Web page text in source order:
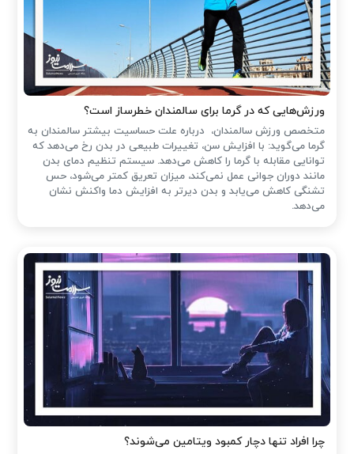
ورزش‌هایی که در گرما برای سالمندان خطرساز است؟
متخصص ورزش سالمندان، درباره علت حساسیت بیشتر سالمندان به
گرما می‌گوید: با افزایش سن، تغییرات طبیعی در بدن رخ می‌دهد که
توانایی مقابله با گرما را کاهش می‌دهد. سیستم تنظیم دمای بدن
مانند دوران جوانی عمل نمی‌کند، میزان تعریق کمتر می‌شود، حس
تشنگی کاهش می‌یابد و بدن دیرتر به افزایش دما واکنش نشان
می‌دهد.
چرا افراد تنها دچار کمبود ویتامین می‌شوند؟